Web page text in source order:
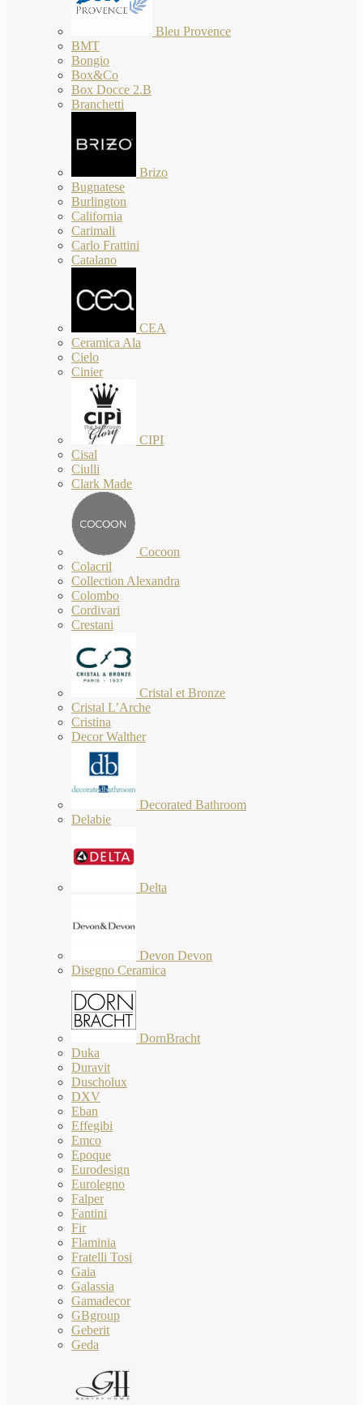
Bleu Provence
BMT
Bongio
Box&Co
Box Docce 2.B
Branchetti
Brizo
Bugnatese
Burlington
California
Carimali
Carlo Frattini
Catalano
CEA
Ceramica Ala
Cielo
Cinier
CIPI
Cisal
Ciulli
Clark Made
Cocoon
Colacril
Collection Alexandra
Colombo
Cordivari
Crestani
Cristal et Bronze
Cristal L’Arche
Cristina
Decor Walther
Decorated Bathroom
Delabie
Delta
Devon Devon
Disegno Ceramica
DornBracht
Duka
Duravit
Duscholux
DXV
Eban
Effegibi
Emco
Epoque
Eurodesign
Eurolegno
Falper
Fantini
Fir
Flaminia
Fratelli Tosi
Gaia
Galassia
Gamadecor
GBgroup
Geberit
Geda